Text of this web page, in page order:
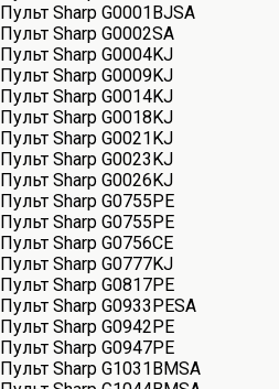
Пульт Sharp G0001BJSA
Пульт Sharp G0002SA
Пульт Sharp G0004KJ
Пульт Sharp G0009KJ
Пульт Sharp G0014KJ
Пульт Sharp G0018KJ
Пульт Sharp G0021KJ
Пульт Sharp G0023KJ
Пульт Sharp G0026KJ
Пульт Sharp G0755PE
Пульт Sharp G0755PE
Пульт Sharp G0756CE
Пульт Sharp G0777KJ
Пульт Sharp G0817PE
Пульт Sharp G0933PESA
Пульт Sharp G0942PE
Пульт Sharp G0947PE
Пульт Sharp G1031BMSA